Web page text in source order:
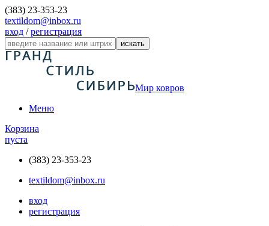
(383) 23-353-23
textildom@inbox.ru
вход /регистрация
искать
Мир ковров
Меню
Корзина
пуста
(383) 23-353-23
textildom@inbox.ru
вход
регистрация